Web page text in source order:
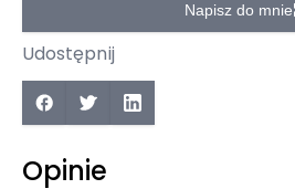
Napisz do mnie
Udostępnij
Opinie